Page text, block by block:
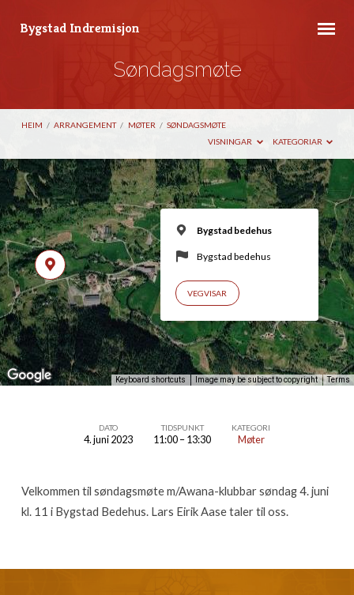
Bygstad Indremisjon
Søndagsmøte
HEIM / ARRANGEMENT / MØTER / SØNDAGSMØTE
VISNINGAR
KATEGORIAR
Keyboard shortcuts Image may be subject to copyright Terms
Bygstad bedehus
Bygstad bedehus
VEGVISAR
Søndagsmøte
DATO
4. juni 2023
TIDSPUNKT
11:00 – 13:30
KATEGORI
Møter
Velkommen til søndagsmøte m/Awana-klubbar søndag 4. juni
kl. 11 i Bygstad Bedehus. Lars Eirik Aase taler til oss.